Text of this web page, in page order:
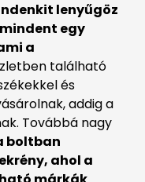
lenyűgöz
egy
a
található
és
addig a
Továbbá nagy
boltban
ahol a